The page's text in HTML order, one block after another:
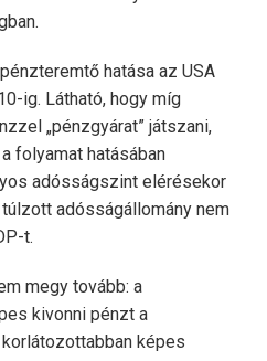
hatása az USA
ig. Látható, hogy míg
„pénzgyárat” játszani,
folyamat hatásában
adósságszint elérésekor
adósságállomány nem
t.
megy tovább: a
kivonni pénzt a
képes